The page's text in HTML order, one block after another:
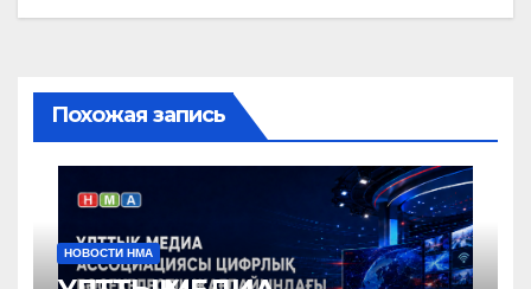
Похожая запись
НОВОСТИ НМА